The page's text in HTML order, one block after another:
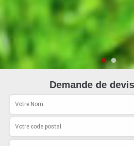
Demande de